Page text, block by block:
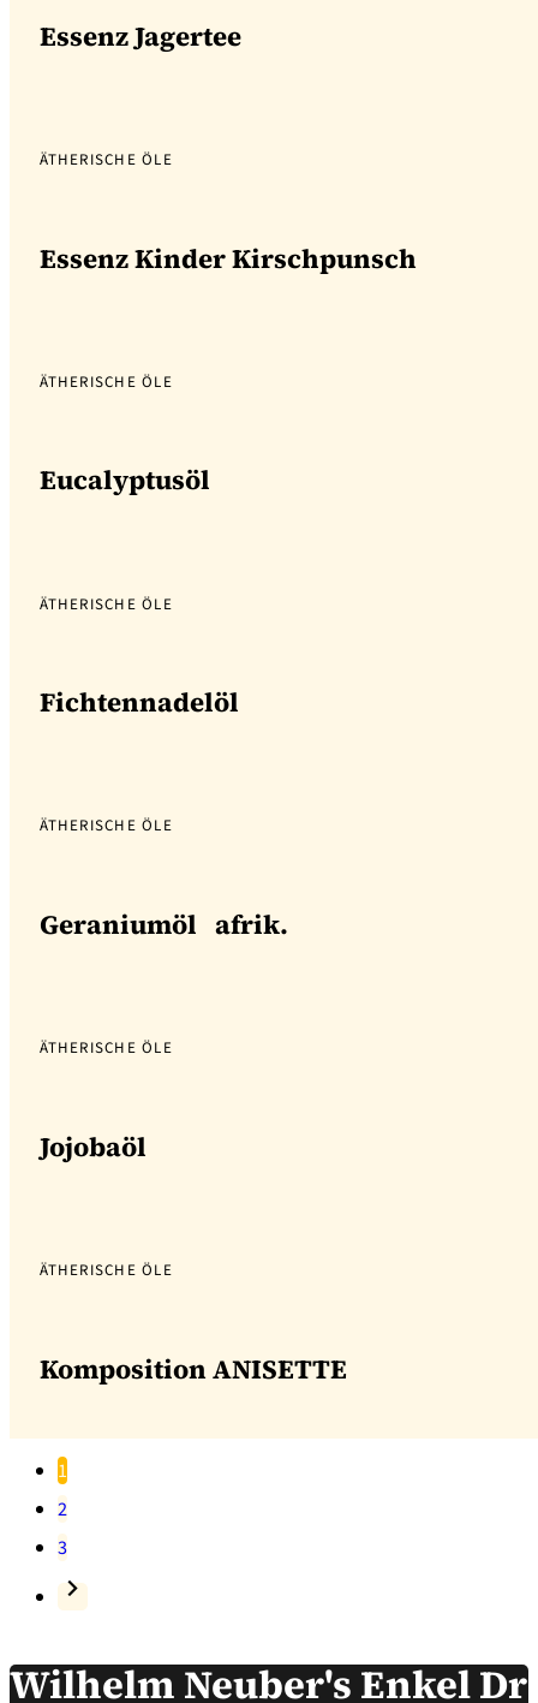
Essenz Jagertee
ÄTHERISCHE ÖLE
Essenz Kinder Kirschpunsch
ÄTHERISCHE ÖLE
Eucalyptusöl
ÄTHERISCHE ÖLE
Fichtennadelöl
ÄTHERISCHE ÖLE
Geraniumöl afrik.
ÄTHERISCHE ÖLE
Jojobaöl
ÄTHERISCHE ÖLE
Komposition ANISETTE
1
2
3
Wilhelm Neuber's Enkel